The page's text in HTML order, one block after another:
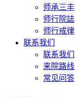
师承三丰
师行院誌
师行戒律
联系我们
联系我们
来院路线
常见问答